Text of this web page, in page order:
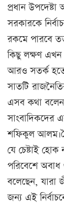
প্রধান
সরকারকে
রকমে পারবে
কিছু লক্ষণ
আরও সতর্ক হতে
সাতটি
এসব কথা বলেন
সাংবাদিকদের
শফিকুল
যে চেষ্টাই হোক
পরিবেশে অবাধ
বলেছেন, যারা
জন্য এই